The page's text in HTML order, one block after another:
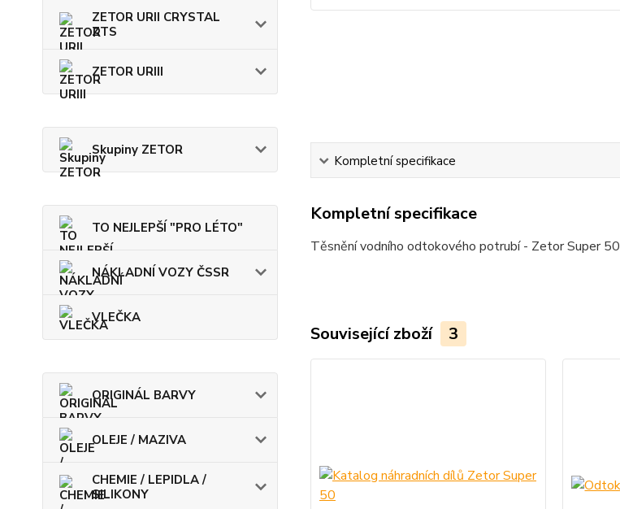
ZETOR URII CRYSTAL
ZTS
ZETOR URIII
Skupiny ZETOR
TO NEJLEPŠÍ "PRO LÉTO"
NÁKLADNÍ VOZY ČSSR
VLEČKA
ORIGINÁL BARVY
OLEJE / MAZIVA
CHEMIE / LEPIDLA /
SILIKONY
Kompletní specifikace
Kompletní specifikace
Těsnění vodního odtokového potrubí - Zetor Super 50
Související zboží 3